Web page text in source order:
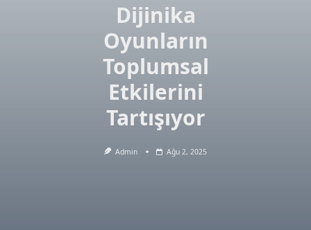
Dijinika
Oyunların
Toplumsal
Etkilerini
Tartışıyor
Admin Ağu 2, 2025